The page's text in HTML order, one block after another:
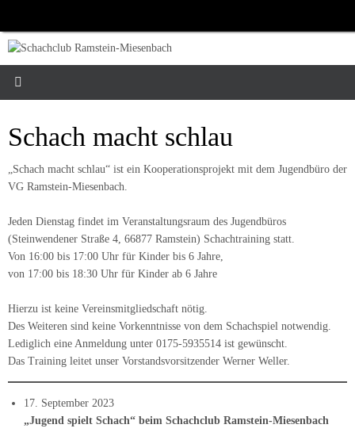
springen
Schach macht schlau
„Schach macht schlau“ ist ein Kooperationsprojekt mit dem Jugendbüro der
VG Ramstein-Miesenbach.
Jeden Dienstag findet im Veranstaltungsraum des Jugendbüros
(Steinwendener Straße 4, 66877 Ramstein) Schachtraining statt.
Von 16:00 bis 17:00 Uhr für Kinder bis 6 Jahre,
von 17:00 bis 18:30 Uhr für Kinder ab 6 Jahre
Hierzu ist keine Vereinsmitgliedschaft nötig.
Des Weiteren sind keine Vorkenntnisse von dem Schachspiel notwendig.
Lediglich eine Anmeldung unter 0175-5935514 ist gewünscht.
Das Training leitet unser Vorstandsvorsitzender Werner Weller.
17. September 2023
„Jugend spielt Schach“ beim Schachclub Ramstein-Miesenbach